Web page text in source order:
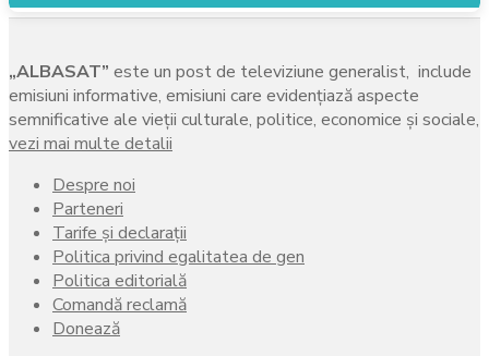
„ALBASAT” este un post de televiziune generalist, include
emisiuni informative, emisiuni care evidenţiază aspecte
semnificative ale vieţii culturale, politice, economice şi sociale,
vezi mai multe detalii
Despre noi
Parteneri
Tarife și declarații
Politica privind egalitatea de gen
Politica editorială
Comandă reclamă
Donează